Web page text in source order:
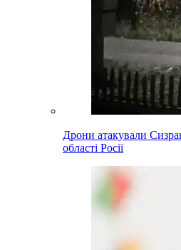
Дрони атакували
області Росії